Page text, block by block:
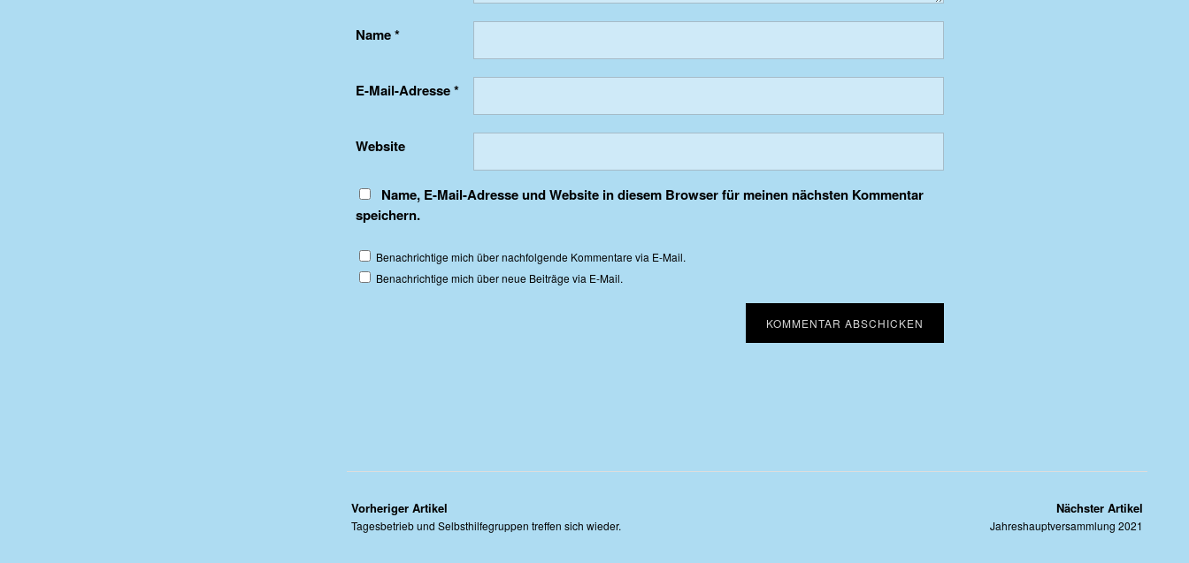
Name*
E-Mail-Adresse*
Website
Name, E-Mail-Adresse und Website in diesem Browser für meinen nächsten Kommentar
speichern.
Benachrichtige mich über nachfolgende Kommentare via E-Mail.
Benachrichtige mich über neue Beiträge via E-Mail.
Vorheriger Artikel
Tagesbetrieb und Selbsthilfegruppen treffen sich wieder.
Nächster Artikel
Jahreshauptversammlung 2021